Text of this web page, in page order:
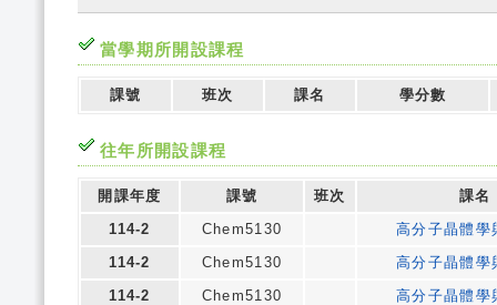
當學期所開設課程
課號 班次 課名 學分數
往年所開設課程
開課年度 課號 班次
課名
114-2
Chem5130
高分子晶體學
114-2
Chem5130
高分子晶體學
114-2
Chem5130
高分子晶體學